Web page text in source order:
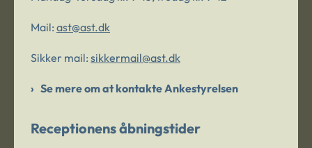
Mail: ast@ast.dk
Sikker mail: sikkermail@ast.dk
Se mere om at kontakte Ankestyrelsen
Receptionens åbningstider